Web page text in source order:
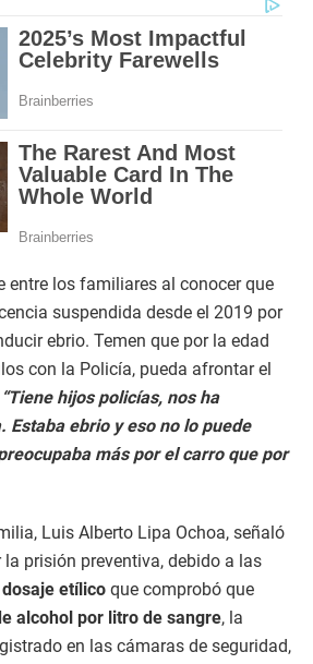
entre los familiares al conocer que
suspendida desde el 2019 por
ebrio. Temen que por la edad
con la Policía, pueda afrontar el
“Tiene hijos policías, nos ha
Estaba ebrio y eso no lo puede
más por el carro que por
Luis Alberto Lipa Ochoa, señaló
prisión preventiva, debido a las
dosaje etílico que comprobó que
alcohol por litro de sangre, la
en las cámaras de seguridad,